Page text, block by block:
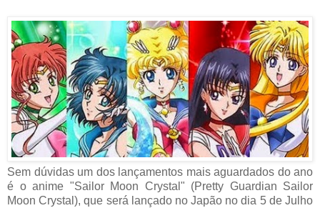
Sem dúvidas um dos lançamentos mais aguardados do ano
é o anime "Sailor Moon Crystal" (Pretty Guardian Sailor
Moon Crystal), que será lançado no Japão no dia 5 de Julho